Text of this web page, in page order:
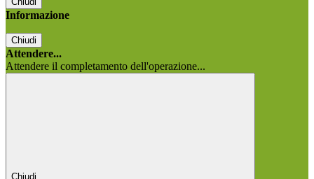
Informazione
Chiudi
Attendere...
Attendere il completamento dell'operazione...
Chiudi